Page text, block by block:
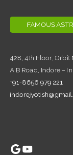
FAMOUS
428, 4th Floor, Orbit
A B Road, Indore –
+91-8656 979 221
Google
YouTube